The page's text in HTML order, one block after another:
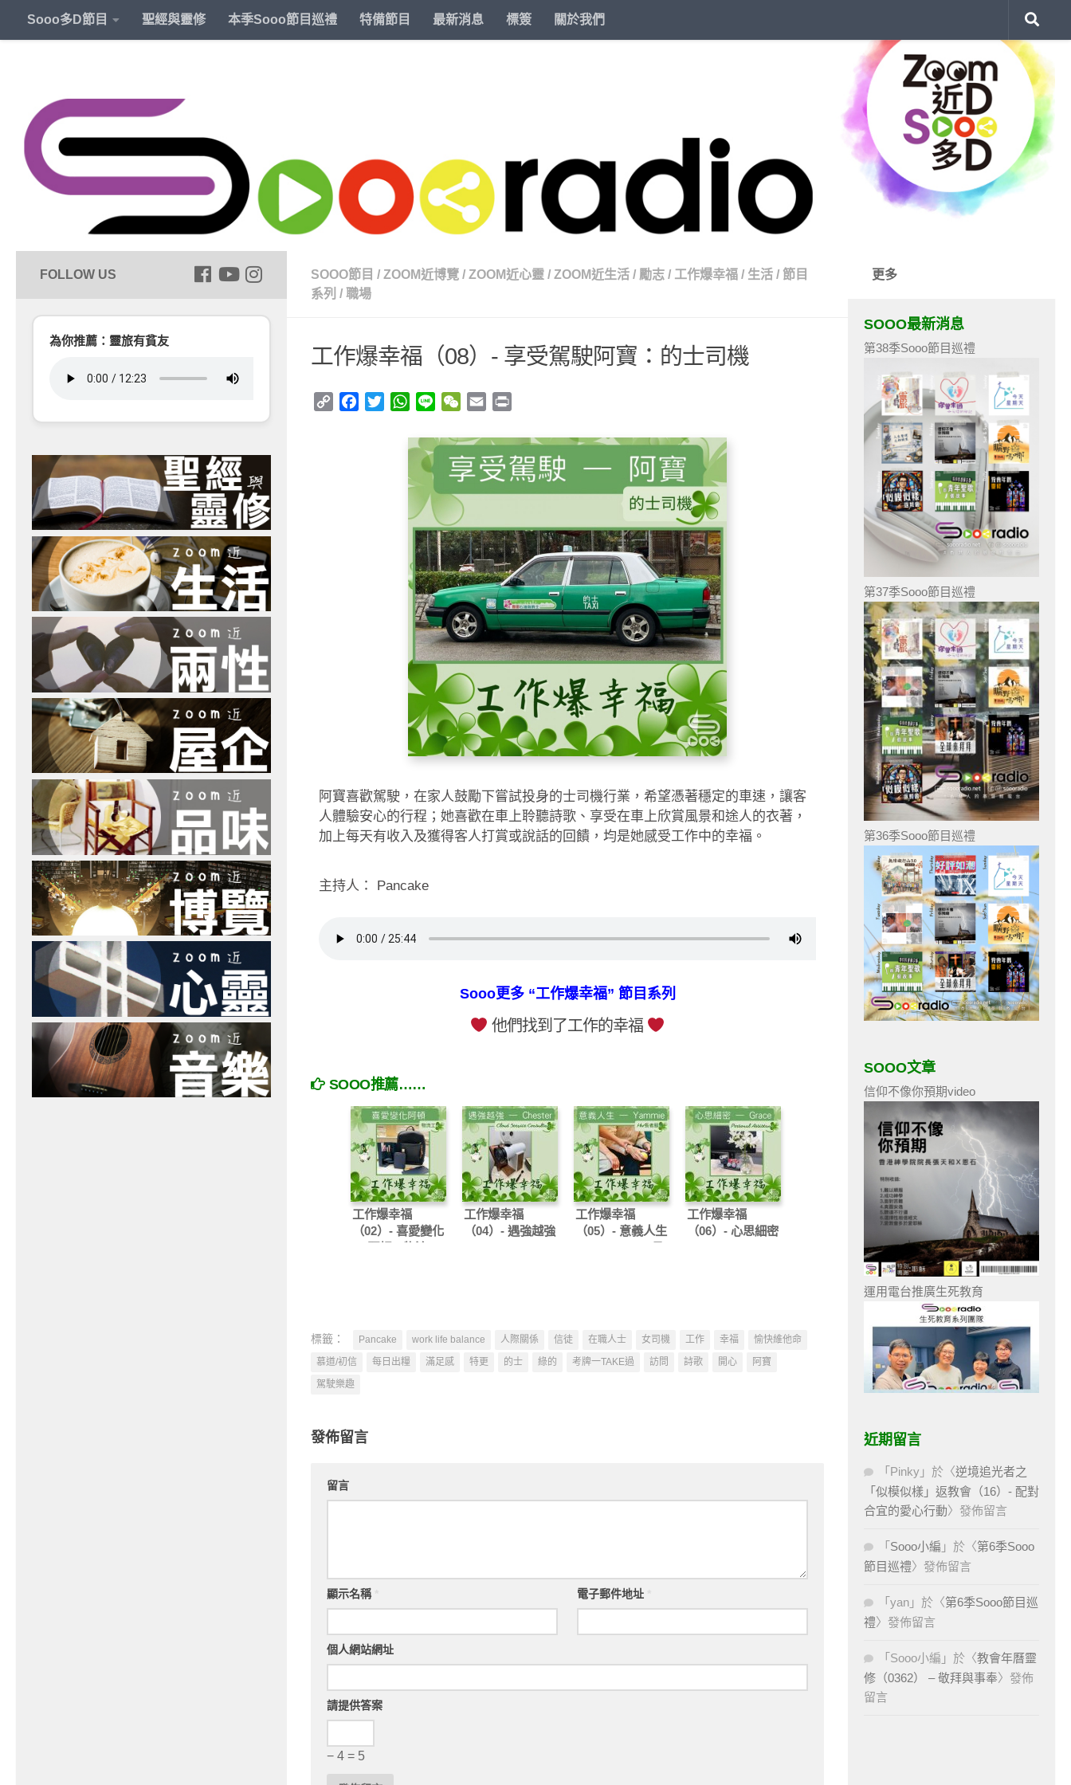
Sooo多D節目 聖經與靈修 本季Sooo節目巡禮 特備節目 最新消息 標簽 關於我們
SOOO節目 / ZOOM近博覽 / ZOOM近心靈 / ZOOM近生活 / 勵志 / 工作爆幸福 / 生活 / 節目
系列 / 職場
工作爆幸福（08）- 享受駕駛阿寶：的士司機
Copy
Facebook
TwitterWhatsApp
Line WeChat
Email
阿寶喜歡駕駛，在家人鼓勵下嘗試投身的士司機行業，希望憑著穩定的車速，讓客
人體驗安心的行程；她喜歡在車上聆聽詩歌、享受在車上欣賞風景和途人的衣著，
加上每天有收入及獲得客人打賞或說話的回饋，均是她感受工作中的幸福。
主持人： Pancake
Sooo更多 “工作爆幸福” 節目系列
他們找到了工作的幸福
SOOO推薦……
工作爆幸福
（02）- 喜愛變化
工作爆幸福
（04）- 遇強越強
工作爆幸福
（05）- 意義人生
工作爆幸福
（06）- 心思細密
標籤： Pancake work life balance 人際關係 信徒 在職人士 女司機 工作 幸福
愉快維他命
慕道/初信
每日出糧 滿足感 特更 的士 綠的 考牌一TAKE過 訪問 詩歌 開心
阿寶
駕駛樂趣
發佈留言
留言
顯示名稱 電子郵件地址
個人網站網址
請提供答案
− 4 = 5
為你推薦：靈旅有貧友
更多
SOOO最新消息
第38季Sooo節目巡禮
第37季Sooo節目巡禮
第36季Sooo節目巡禮
SOOO文章
信仰不像你預期video
運用電台推廣生死教育
近期留言
「 Pinky 」於〈逆境追光者之
「似模似樣」返教會（16）- 配對
合宜的愛心行動〉發佈留言
「 Sooo小編 」於〈第6季Sooo
節目巡禮〉發佈留言
「 yan 」於〈第6季Sooo節目巡
禮〉發佈留言
「 Sooo小編 」於〈教會年曆靈
修（0362） – 敬拜與事奉〉發佈
留言